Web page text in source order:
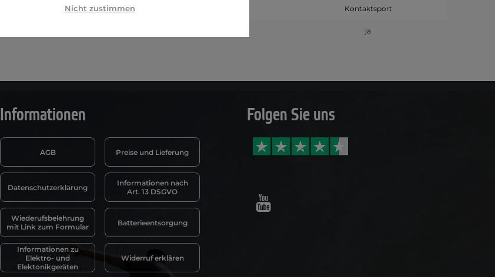
Kontaktsport Kontaktsport
ja
Informationen
AGB Preise und Lieferung
Datenschutzerklärung
Informationen nach
Art. 13 DSGVO
Wiederufsbelehrung
mit Link zum Formular
Batterieentsorgung
Informationen zu
Elektro- und
Elektonikgeräten
Widerruf erklären
Folgen Sie uns
Youtube
Nicht zustimmen